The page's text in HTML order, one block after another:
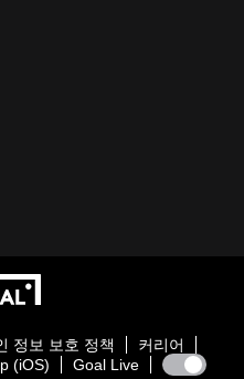
정보 보호 정책
커리어
(iOS) Goal Live